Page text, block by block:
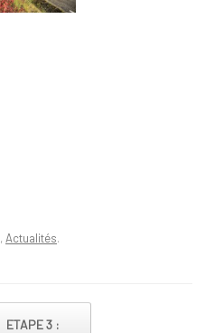
, Actualités.
ETAPE 3 :